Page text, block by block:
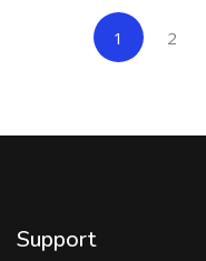
1 (current)
2
Support